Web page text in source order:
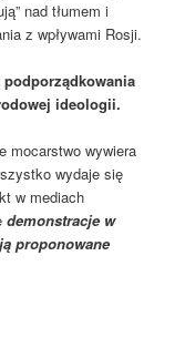
nad tłumem i
z wpływami Rosji.
ideologii.
mocarstwo wywiera
wydaje się
w mediach
demonstracje w
proponowane